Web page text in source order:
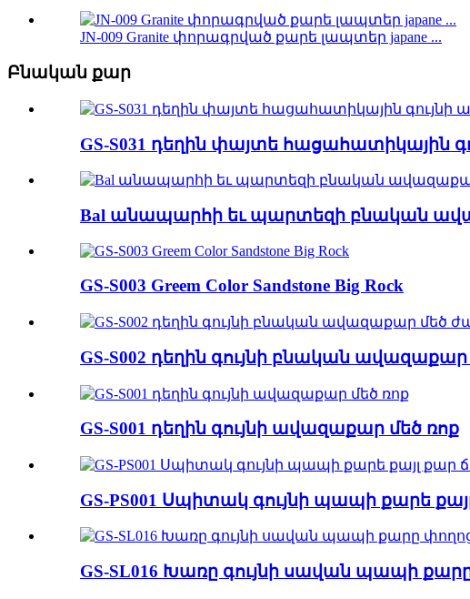
JN-009 Granite փորագրված քարե լապտեր japane ...
Բնական քար
GS-S031 դեղին փայտե
Bal անապարհի եւ պարտեզի բնական
GS-S003 Greem Color Sandstone Big Rock
GS-S002 դեղին գույնի բնական
GS-S001 դեղին գույնի ավազաքար մեծ ռոք
GS-PS001 Սպիտակ գույնի պապի քարե
GS-SL016 Խառը գույնի սավան պապի